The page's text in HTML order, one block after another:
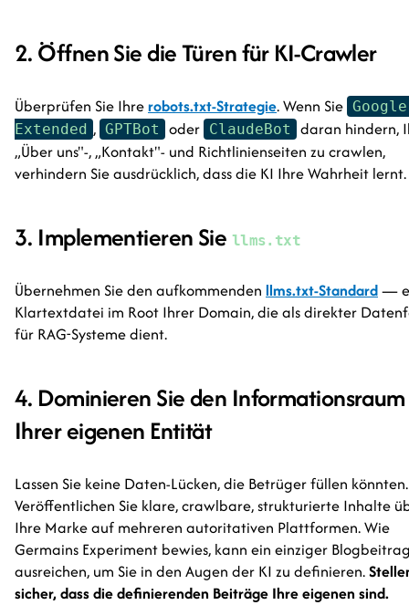
2. Öffnen Sie die Türen für KI-Crawler
Überprüfen Sie Ihrerobots.txt-Strategie. Wenn Sie
Extended , GPTBot oder ClaudeBot
daran hindern,
„Über uns"-, „Kontakt"- und Richtlinienseiten zu crawlen,
verhindern Sie ausdrücklich, dass die KI Ihre Wahrheit lernt.
3. Implementieren Sie llms.txt
Übernehmen Sie den aufkommenden llms.txt-Standard—
Klartextdatei im Root Ihrer Domain, die als direkter
für RAG-Systeme dient.
4. Dominieren Sie den Informationsraum
Ihrer eigenen Entität
Lassen Sie keine Daten-Lücken, die Betrüger füllen könnten.
Veröffentlichen Sie klare, crawlbare, strukturierte Inhalte
Ihre Marke auf mehreren autoritativen Plattformen. Wie
Germains Experiment bewies, kann ein einziger
ausreichen, um Sie in den Augen der KI zu definieren.
sicher, dass die definierenden Beiträge Ihre eigenen sind.